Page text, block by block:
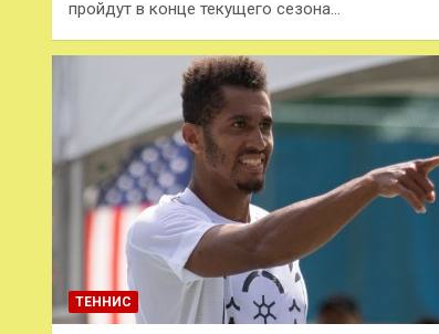
пройдут в конце текущего сезона…
ТЕННИС